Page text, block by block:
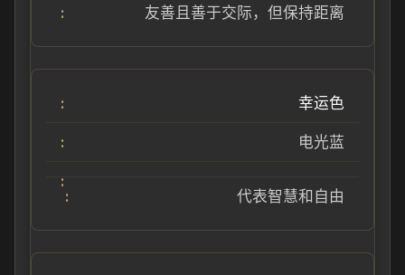
友善且善于交际，但保持距离
幸运色
电光蓝
代表智慧和自由